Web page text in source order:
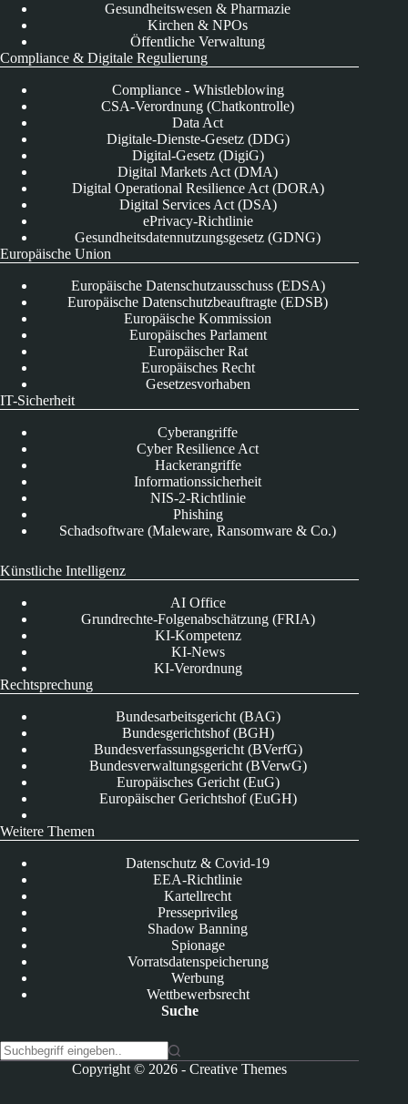
Gesundheitswesen & Pharmazie
Kirchen & NPOs
Öffentliche Verwaltung
Compliance & Digitale Regulierung
Compliance - Whistleblowing
CSA-Verordnung (Chatkontrolle)
Data Act
Digitale-Dienste-Gesetz (DDG)
Digital-Gesetz (DigiG)
Digital Markets Act (DMA)
Digital Operational Resilience Act (DORA)
Digital Services Act (DSA)
ePrivacy-Richtlinie
Gesundheitsdatennutzungsgesetz (GDNG)
Europäische Union
Europäische Datenschutzausschuss (EDSA)
Europäische Datenschutzbeauftragte (EDSB)
Europäische Kommission
Europäisches Parlament
Europäischer Rat
Europäisches Recht
Gesetzesvorhaben
IT-Sicherheit
Cyberangriffe
Cyber Resilience Act
Hackerangriffe
Informationssicherheit
NIS-2-Richtlinie
Phishing
Schadsoftware (Maleware, Ransomware & Co.)
Künstliche Intelligenz
AI Office
Grundrechte-Folgenabschätzung (FRIA)
KI-Kompetenz
KI-News
KI-Verordnung
Rechtsprechung
Bundesarbeitsgericht (BAG)
Bundesgerichtshof (BGH)
Bundesverfassungsgericht (BVerfG)
Bundesverwaltungsgericht (BVerwG)
Europäisches Gericht (EuG)
Europäischer Gerichtshof (EuGH)
Weitere Themen
Datenschutz & Covid-19
EEA-Richtlinie
Kartellrecht
Presseprivileg
Shadow Banning
Spionage
Vorratsdatenspeicherung
Werbung
Wettbewerbsrecht
Suche
Copyright © 2026 -Creative Themes